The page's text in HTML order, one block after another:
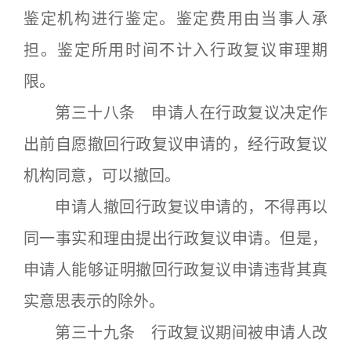
鉴定机构进行鉴定。鉴定费用由当事人承
担。鉴定所用时间不计入行政复议审理期
限。
第三十八条 申请人在行政复议决定作
出前自愿撤回行政复议申请的，经行政复议
机构同意，可以撤回。
申请人撤回行政复议申请的，不得再以
同一事实和理由提出行政复议申请。但是，
申请人能够证明撤回行政复议申请违背其真
实意思表示的除外。
第三十九条 行政复议期间被申请人改